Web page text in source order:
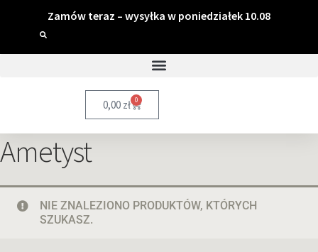
Zamów teraz – wysyłka w poniedziałek 10.08
0,00 zł 0
Ametyst
NIE ZNALEZIONO PRODUKTÓW, KTÓRYCH
SZUKASZ.